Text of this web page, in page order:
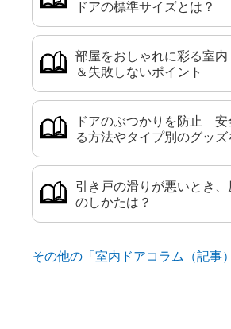
ドアの標準サイズとは？
部屋をおしゃれに彩る室
＆失敗しないポイント
ドアのぶつかりを防止 安
る方法やタイプ別のグッズ
引き戸の滑りが悪いとき
のしかたは？
その他の「室内ドアコラム（記事